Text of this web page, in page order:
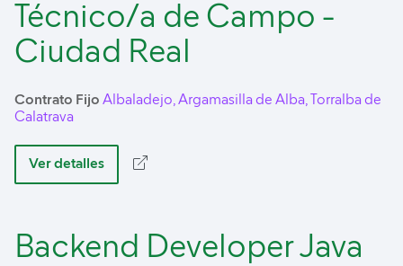
Técnico/a de Campo -
Ciudad Real
Contrato Fijo Albaladejo, Argamasilla de Alba, Torralba de
Calatrava
Ver detalles
Backend Developer Java